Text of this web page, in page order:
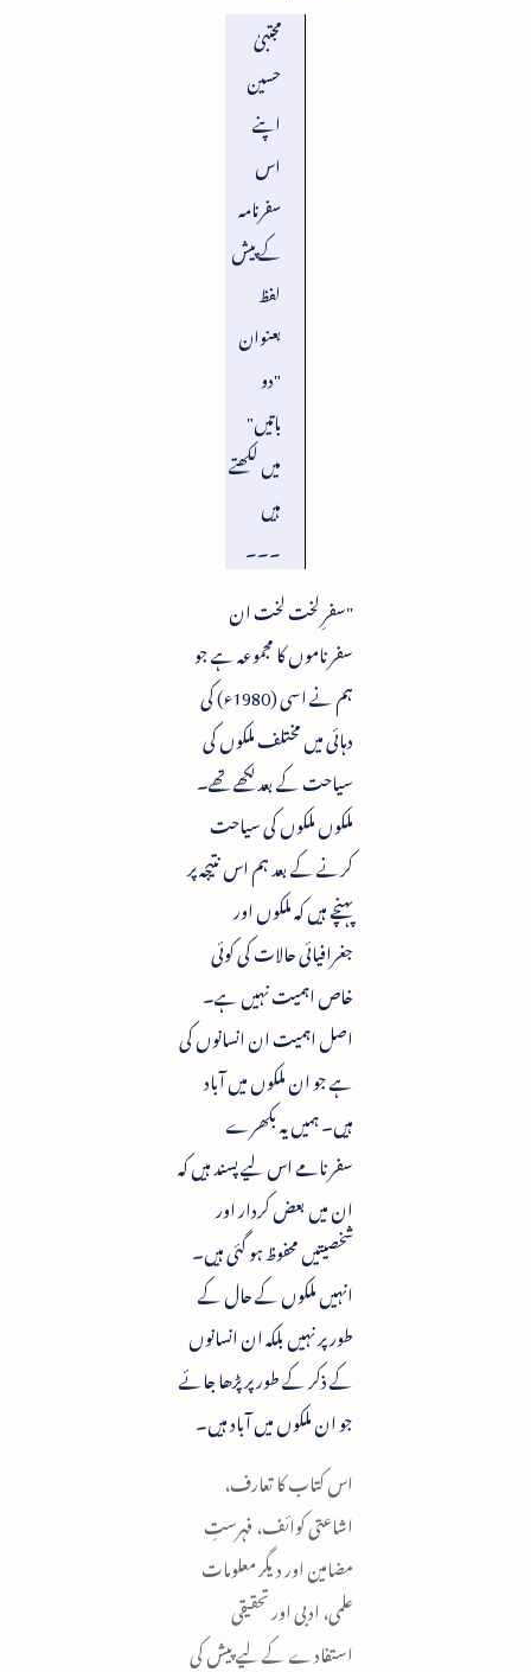
مجتبیٰ
حسین
اپنے
اس
سفرنامہ
کے پیش
لفظ
بعنوان
"دو
باتیں"
میں لکھتے
ہیں
۔۔۔
"سفرِ لخت لخت ان
سفرناموں کا مجموعہ ہے جو
ہم نے اسی (1980ء) کی
دہائی میں مختلف ملکوں کی
سیاحت کے بعد لکھے تھے۔
ملکوں ملکوں کی سیاحت
کرنے کے بعد ہم اس نتیجہ پر
پہنچے ہیں کہ ملکوں اور
جغرافیائی حالات کی کوئی
خاص اہمیت نہیں ہے۔
اصل اہمیت ان انسانوں کی
ہے جو ان ملکوں میں آباد
ہیں۔ ہمیں یہ بکھرے
سفرنامے اس لیے پسند ہیں کہ
ان میں بعض کردار اور
شخصیتیں محفوظ ہو گئی ہیں۔
انہیں ملکوں کے حال کے
طور پر نہیں بلکہ ان انسانوں
کے ذکر کے طور پر پڑھا جائے
جو ان ملکوں میں آباد ہیں۔
اس کتاب کا تعارف،
اشاعتی کوائف، فہرستِ
مضامین اور دیگر معلومات
علمی، ادبی اور تحقیقی
استفادے کے لیے پیش کی